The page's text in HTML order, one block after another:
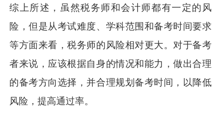
综上所述，虽然税务师和会计师都有一定的风
险，但是从考试难度、学科范围和备考时间要求
等方面来看，税务师的风险相对更大。对于备考
者来说，应该根据自身的情况和能力，做出合理
的备考方向选择，并合理规划备考时间，以降低
风险，提高通过率。